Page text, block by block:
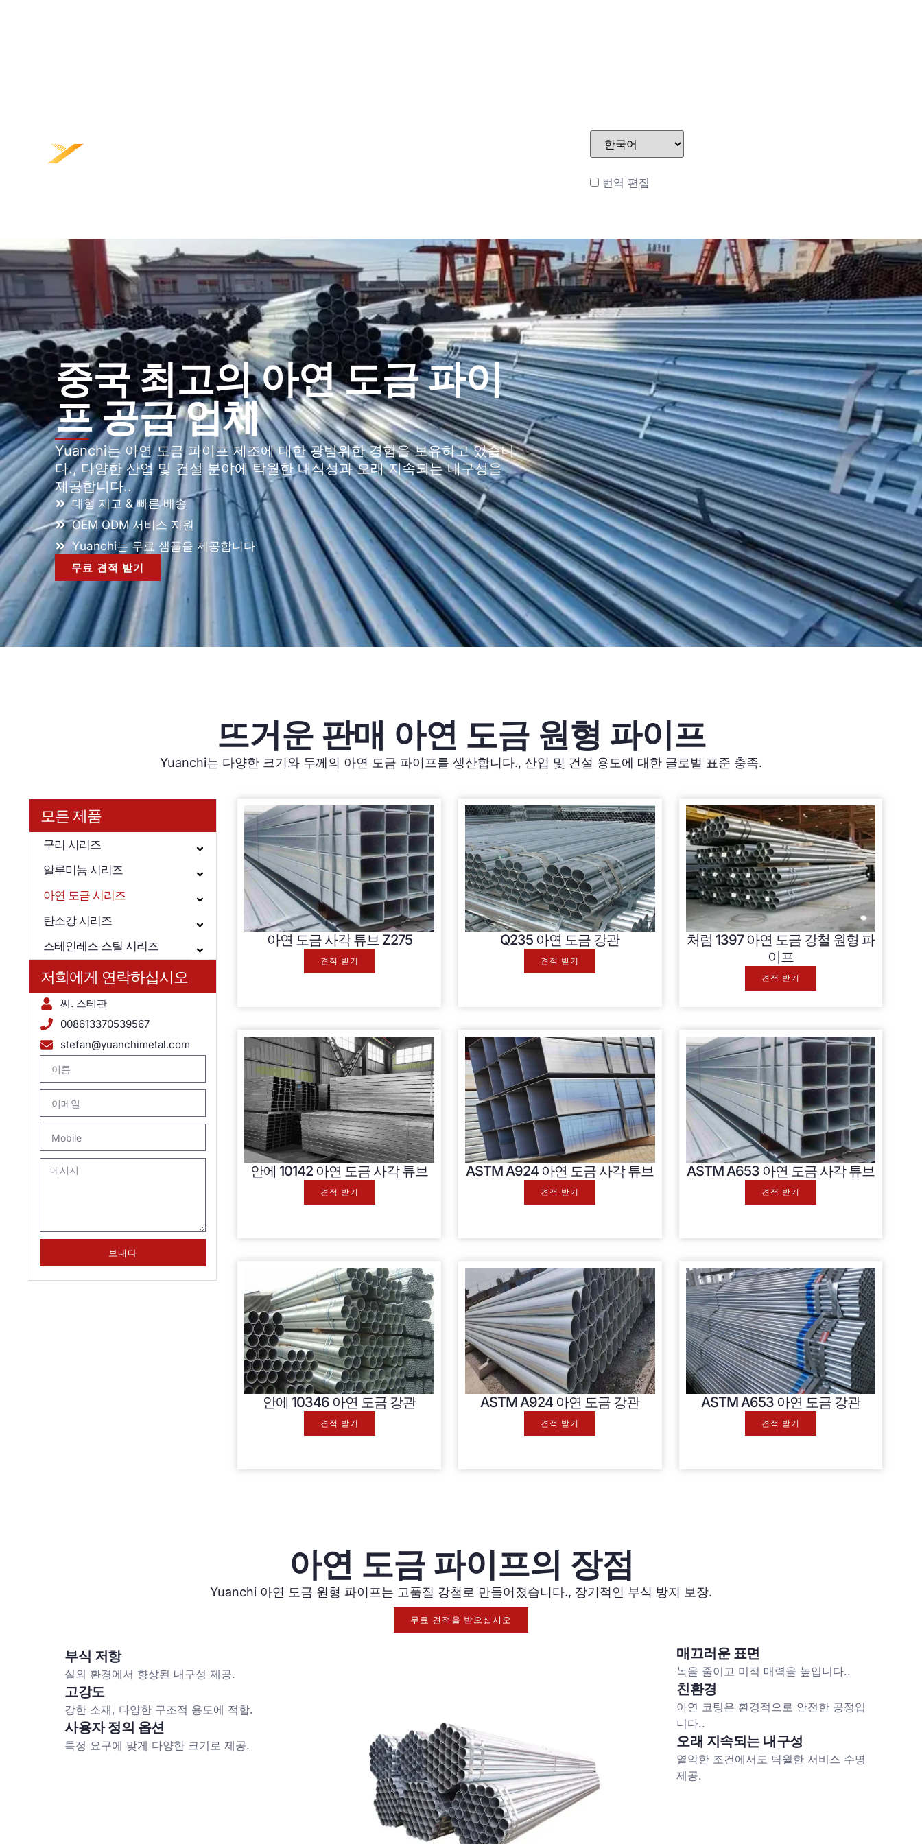
집
번역 편집
중국 최고의 아연 도금 파이
프 공급 업체
Yuanchi는 아연 도금 파이프 제조에 대한 광범위한 경험을 보유하고 있습니
다., 다양한 산업 및 건설 분야에 탁월한 내식성과 오래 지속되는 내구성을
제공합니다..
대형 재고 & 빠른 배송
OEM ODM 서비스 지원
Yuanchi는 무료 샘플을 제공합니다
무료 견적 받기
뜨거운 판매 아연 도금 원형 파이프
Yuanchi는 다양한 크기와 두께의 아연 도금 파이프를 생산합니다., 산업 및 건설 용도에 대한 글로벌 표준 충족.
모든 제품
구리 시리즈
알루미늄 시리즈
아연 도금 시리즈
탄소강 시리즈
스테인레스 스틸 시리즈
저희에게 연락하십시오
씨. 스테판
008613370539567
stefan@yuanchimetal.com
보내다
아연 도금 사각 튜브 Z275
견적 받기
Q235 아연 도금 강관
견적 받기
처럼 1397 아연 도금 강철 원형 파
이프
견적 받기
안에 10142 아연 도금 사각 튜브
견적 받기
ASTM A924 아연 도금 사각 튜브
견적 받기
ASTM A653 아연 도금 사각 튜브
견적 받기
안에 10346 아연 도금 강관
견적 받기
ASTM A924 아연 도금 강관
견적 받기
ASTM A653 아연 도금 강관
견적 받기
아연 도금 파이프의 장점
Yuanchi 아연 도금 원형 파이프는 고품질 강철로 만들어졌습니다., 장기적인 부식 방지 보장.
무료 견적을 받으십시오
부식 저항
실외 환경에서 향상된 내구성 제공.
고강도
강한 소재, 다양한 구조적 용도에 적합.
사용자 정의 옵션
특정 요구에 맞게 다양한 크기로 제공.
매끄러운 표면
녹을 줄이고 미적 매력을 높입니다..
친환경
아연 코팅은 환경적으로 안전한 공정입
니다..
오래 지속되는 내구성
열악한 조건에서도 탁월한 서비스 수명
제공.